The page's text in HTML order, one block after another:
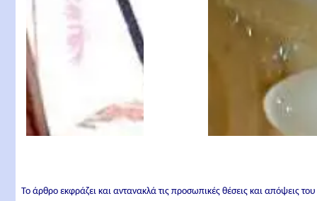
Το άρθρο εκφράζει και αντανακλά τις προσωπικές θέσεις και απόψεις του